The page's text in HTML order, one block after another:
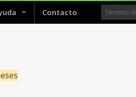
Contacto